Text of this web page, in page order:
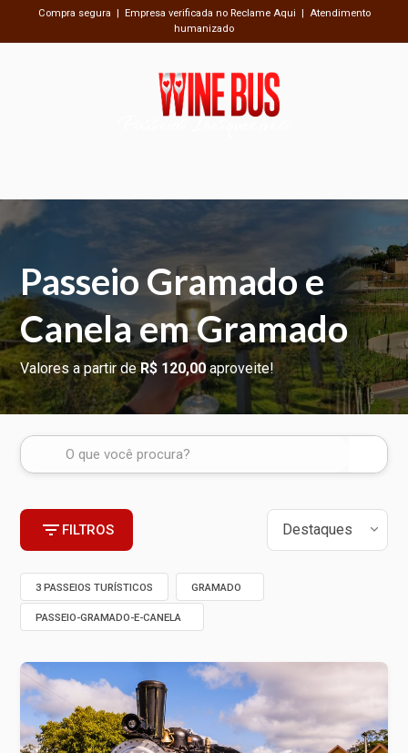
Compra segura | Empresa verificada no Reclame Aqui | Atendimento
humanizado
Passeios Inesquecíveis
Passeio Gramado e
Canela em Gramado
Valores a partir deR$ 120,00aproveite!
FILTROS
3 PASSEIOS TURÍSTICOS GRAMADO
PASSEIO-GRAMADO-E-CANELA